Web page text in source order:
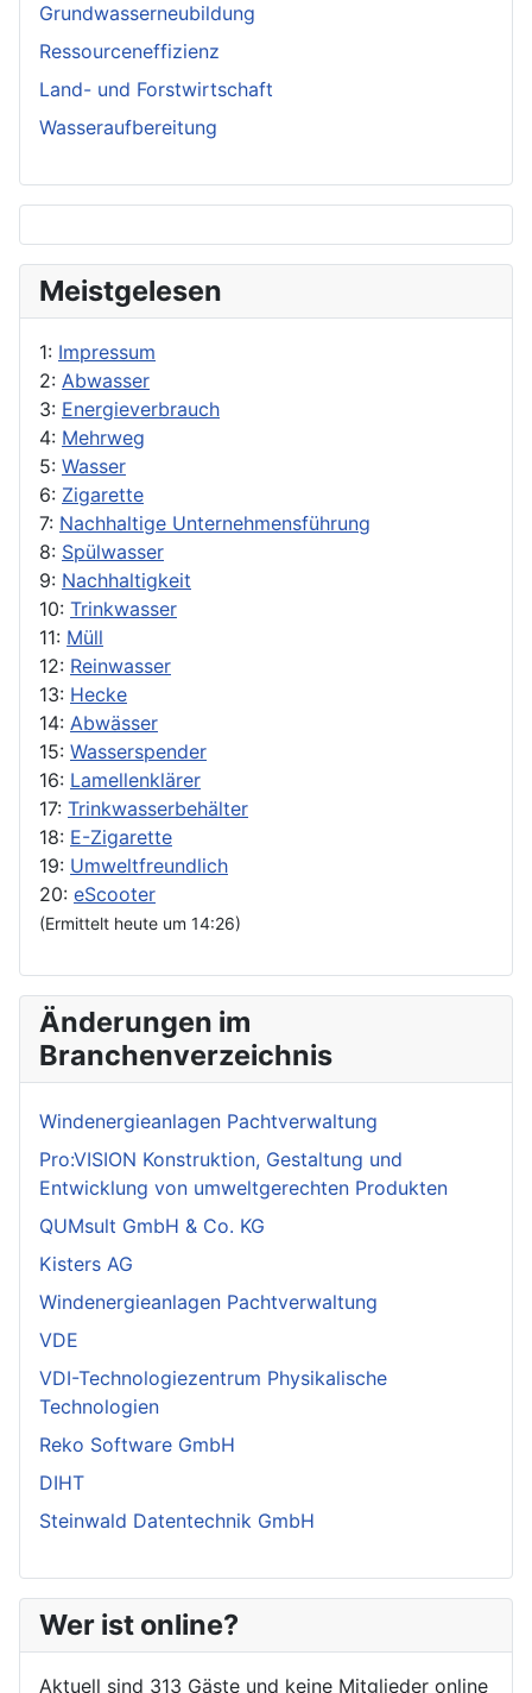
Grundwasserneubildung
Ressourceneffizienz
Land- und Forstwirtschaft
Wasseraufbereitung
Meistgelesen
1: Impressum
2: Abwasser
3: Energieverbrauch
4: Mehrweg
5: Wasser
6: Zigarette
7: Nachhaltige Unternehmensführung
8: Spülwasser
9: Nachhaltigkeit
10: Trinkwasser
11: Müll
12: Reinwasser
13: Hecke
14: Abwässer
15: Wasserspender
16: Lamellenklärer
17: Trinkwasserbehälter
18: E-Zigarette
19: Umweltfreundlich
20: eScooter
(Ermittelt heute um 14:26)
Änderungen im
Branchenverzeichnis
Windenergieanlagen Pachtverwaltung
Pro:VISION Konstruktion, Gestaltung und
Entwicklung von umweltgerechten Produkten
QUMsult GmbH & Co. KG
Kisters AG
Windenergieanlagen Pachtverwaltung
VDE
VDI-Technologiezentrum Physikalische
Technologien
Reko Software GmbH
DIHT
Steinwald Datentechnik GmbH
Wer ist online?
Aktuell sind 313 Gäste und keine Mitglieder online